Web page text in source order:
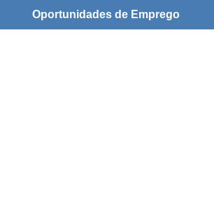
Oportunidades de Emprego